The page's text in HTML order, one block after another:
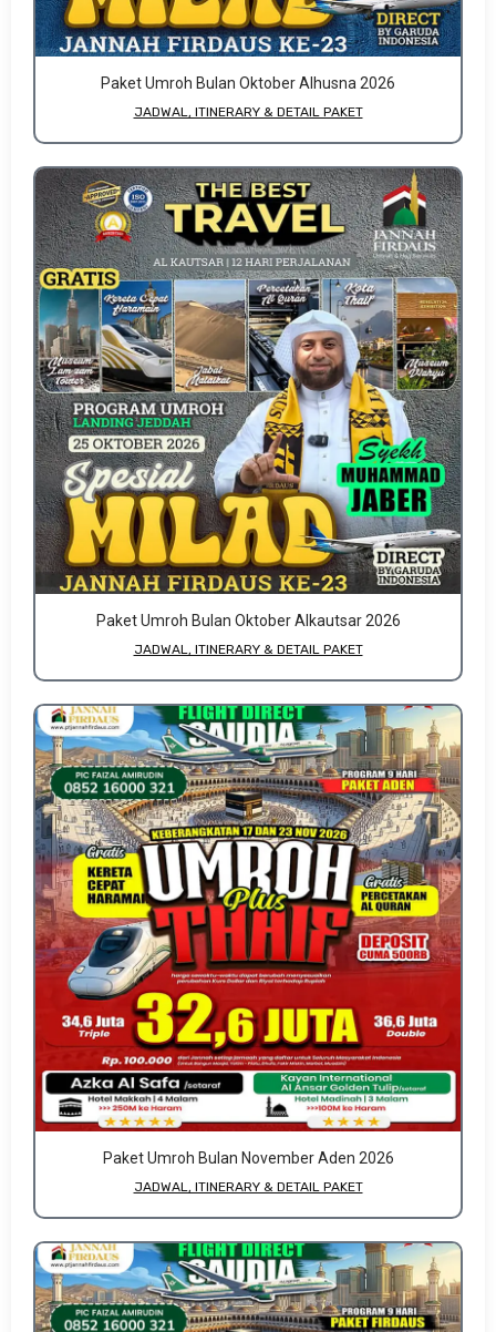
Paket Umroh Bulan Oktober Alhusna 2026
JADWAL, ITINERARY & DETAIL PAKET
Paket Umroh Bulan Oktober Alkautsar 2026
JADWAL, ITINERARY & DETAIL PAKET
Paket Umroh Bulan November Aden 2026
JADWAL, ITINERARY & DETAIL PAKET